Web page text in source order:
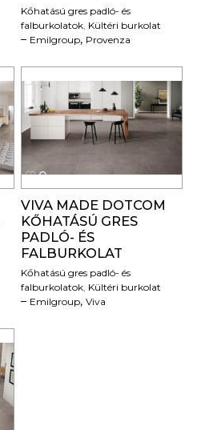
Kőhatású gres padló- és
falburkolatok Kültéri burkolat
Emilgroup, Provenza
0
VIVA MADE DOTCOM
KŐHATÁSÚ GRES
PADLÓ- ÉS
FALBURKOLAT
Kőhatású gres padló- és
falburkolatok, Kültéri burkolat
Emilgroup,Viva